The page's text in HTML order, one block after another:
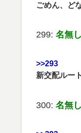
ごめん、ど
299: 名無
>>293
新交配ルー
300: 名無